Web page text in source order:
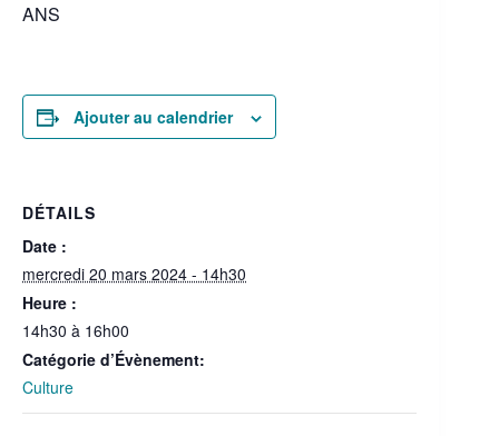
ANS
Ajouter au calendrier
DÉTAILS
Date :
mercredi 20 mars 2024 - 14h30
Heure :
14h30 à 16h00
Catégorie d’Évènement:
Culture